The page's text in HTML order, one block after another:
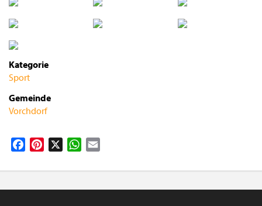
Kategorie
Sport
Gemeinde
Vorchdorf
FacebookPinterest WhatsApp